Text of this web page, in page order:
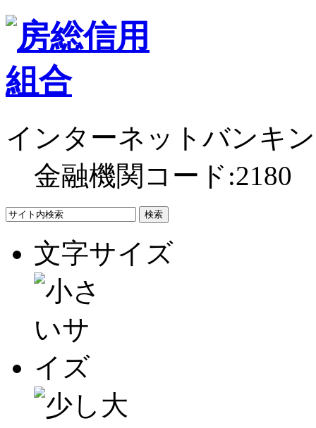
インターネットバンキ
金融機関コード:2180
文字サイズ